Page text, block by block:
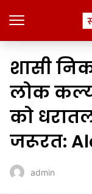
शासी
लोक
को
जरूरत:
admin